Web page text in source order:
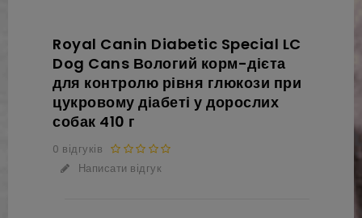
Royal Canin Diabetic Special LC
Dog Cans Вологий корм-дієта
для контролю рівня глюкози при
цукровому діабеті у дорослих
собак 410 г
0 відгуків
Написати відгук